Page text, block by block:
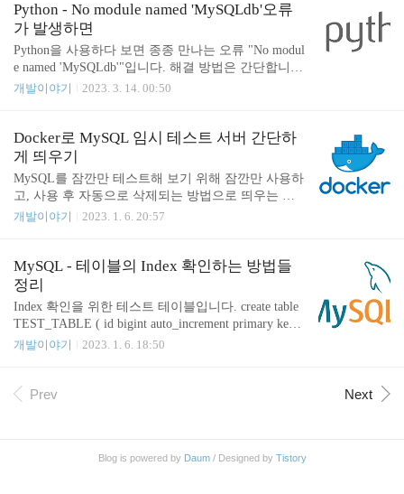
lect unix_timestamp('1970-01-01 09:00:00'); # 0 datetim
e 문자열만 되는 것이 아니고 datetime 도 timestamp(e
poch time)으로 변환할 수 있습니다. select unix_timest
amp(STR_TO_DATE('1970-01-01 09:00:00', '%Y-%m-
%d %H:%i:%s..
Python - No module named 'MySQLdb'오류
가 발생하면
Python을 사용하다 보면 종종 만나는 오류 "No modul
e named 'MySQLdb'"입니다. 해결 방법은 간단합니
다. pip를 이용해서 mysqlclient를 설치해 주면 됩니
수 있습니다. MySQL-python Python2처럼 오래된 환
경에서는 MySQL-python을 설치해야 될 수도 있습니
다. pip install MySQL-python MySQL-python에 관한
정보는 https://pypi.org/project/MySQL-python/ 에서 볼
수 있습니다. 기타 OS나 환경에 따라서 mysql 관련..
개발이야기 2023. 3. 14. 00:50
Docker로 MySQL 임시 테스트 서버 간단하
게 띄우기
MySQL를 잠깐만 테스트해 보기 위해 잠깐만 사용하
고, 사용 후 자동으로 삭제되는 방법으로 띄우는 방
법입니다. docker run docker run --rm -d --name temp-
설명 --rm 옵션을 이용해서 컨테이너가 정지될 때 컨
테이너를 삭제합니다. -d (--detach)는 백그라운드로
동작시키는 옵션입니다. docker stop 사용을 마치면
종료합니다. docker stop temp-mysql-container
개발이야기 2023. 1. 6. 20:57
MySQL - 테이블의 Index 확인하는 방법들
정리
Index 확인을 위한 테스트 테이블입니다. create table
TEST_TABLE ( id bigint auto_increment primary key, l
evel int default 0 not null comment '레벨', created dateti
TEST_TABLE (level, updated); create index idx_update
개발이야기 2023. 1. 6. 18:50
Prev Next
Blog is powered by Daum/ Designed by Tistory